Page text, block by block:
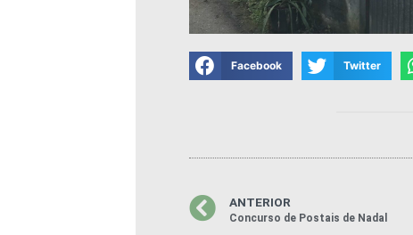
Facebook Twitter
ANTERIOR
Concurso de Postais de Nadal